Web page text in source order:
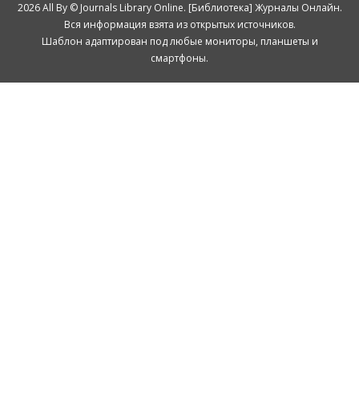
2026 All By © Journals Library Online. [Библиотека] Журналы Онлайн.
Вся информация взята из открытых источников.
Шаблон адаптирован под любые мониторы, планшеты и
смартфоны.